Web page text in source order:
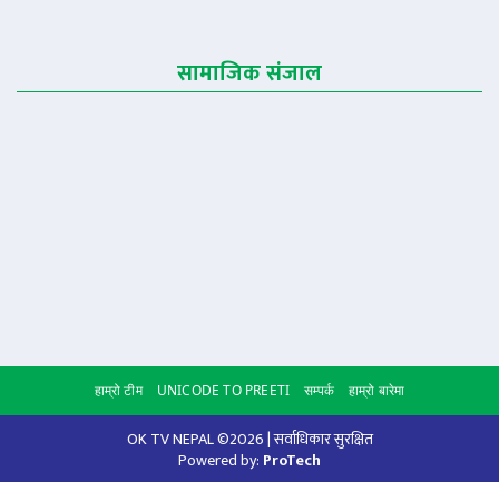
सामाजिक संजाल
हाम्रो टीम UNICODE TO PREETI सम्पर्क हाम्रो बारेमा
OK TV NEPAL ©2026 | सर्वाधिकार सुरक्षित
Powered by: ProTech